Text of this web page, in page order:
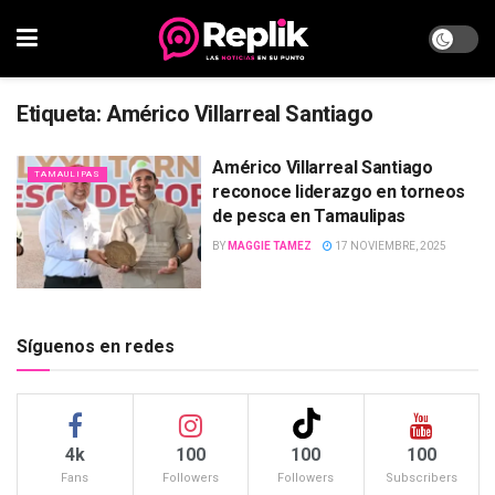
Etiqueta: Américo Villarreal Santiago
TAMAULIPAS
Américo Villarreal Santiago
reconoce liderazgo en torneos
de pesca en Tamaulipas
BY MAGGIE TAMEZ 17 NOVIEMBRE, 2025
Síguenos en redes
4k
Fans
100
Followers
100
Followers
100
Subscribers